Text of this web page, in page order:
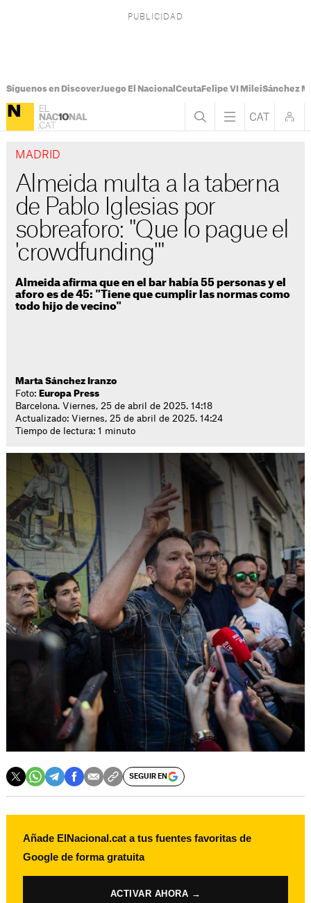
Síguenos en DiscoverJuego El Nacional CeutaFelipe VI MileiSánchez
MADRID
Almeida multa a la taberna
de Pablo Iglesias por
sobreaforo: "Que lo pague el
'crowdfunding'"
Almeida afirma que en el bar había 55 personas y el
aforo es de 45: "Tiene que cumplir las normas como
todo hijo de vecino"
Marta Sánchez Iranzo
Foto: Europa Press
Barcelona. Viernes, 25 de abril de 2025. 14:18
Actualizado: Viernes, 25 de abril de 2025. 14:24
Tiempo de lectura: 1 minuto
SEGUIR EN
Añade ElNacional.cat a tus fuentes favoritas de
Google de forma gratuita
ACTIVAR AHORA →